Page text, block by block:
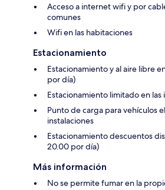
Acceso a internet wifi y por
comunes
Wifi en las habitaciones
Estacionamiento
Estacionamiento y al aire libre
por día)
Estacionamiento limitado en las
Punto de carga para vehículos
instalaciones
Estacionamiento descuentos
20.00 por día)
Más información
No se permite fumar en la